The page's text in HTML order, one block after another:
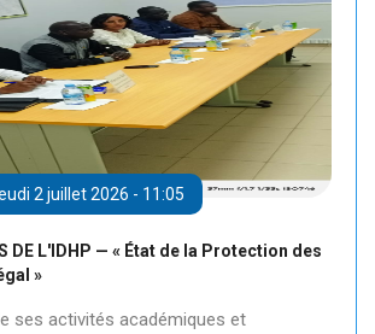
2 juillet 2026 - 11:05
DE L'IDHP — « État de la Protection des
»
ses activités académiques et